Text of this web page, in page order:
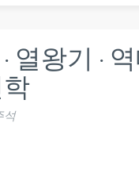
열왕기 ·
석